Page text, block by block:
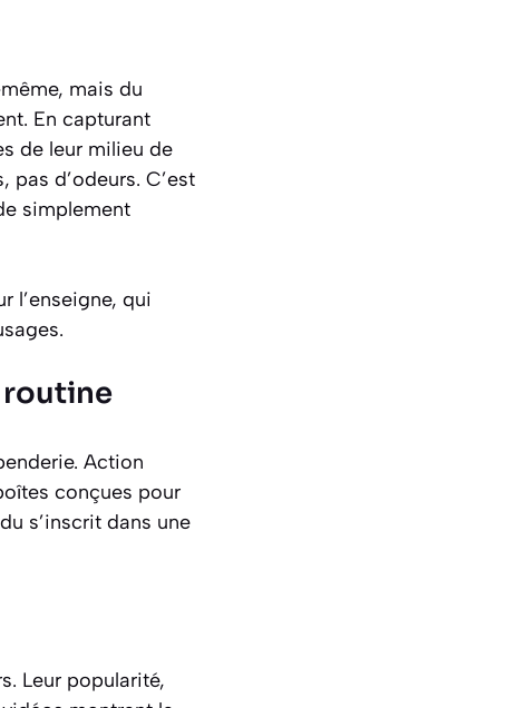
mais du
En capturant
de leur milieu de
pas d’odeurs. C’est
simplement
l’enseigne, qui
routine
Action
conçues pour
s’inscrit dans une
Leur popularité,